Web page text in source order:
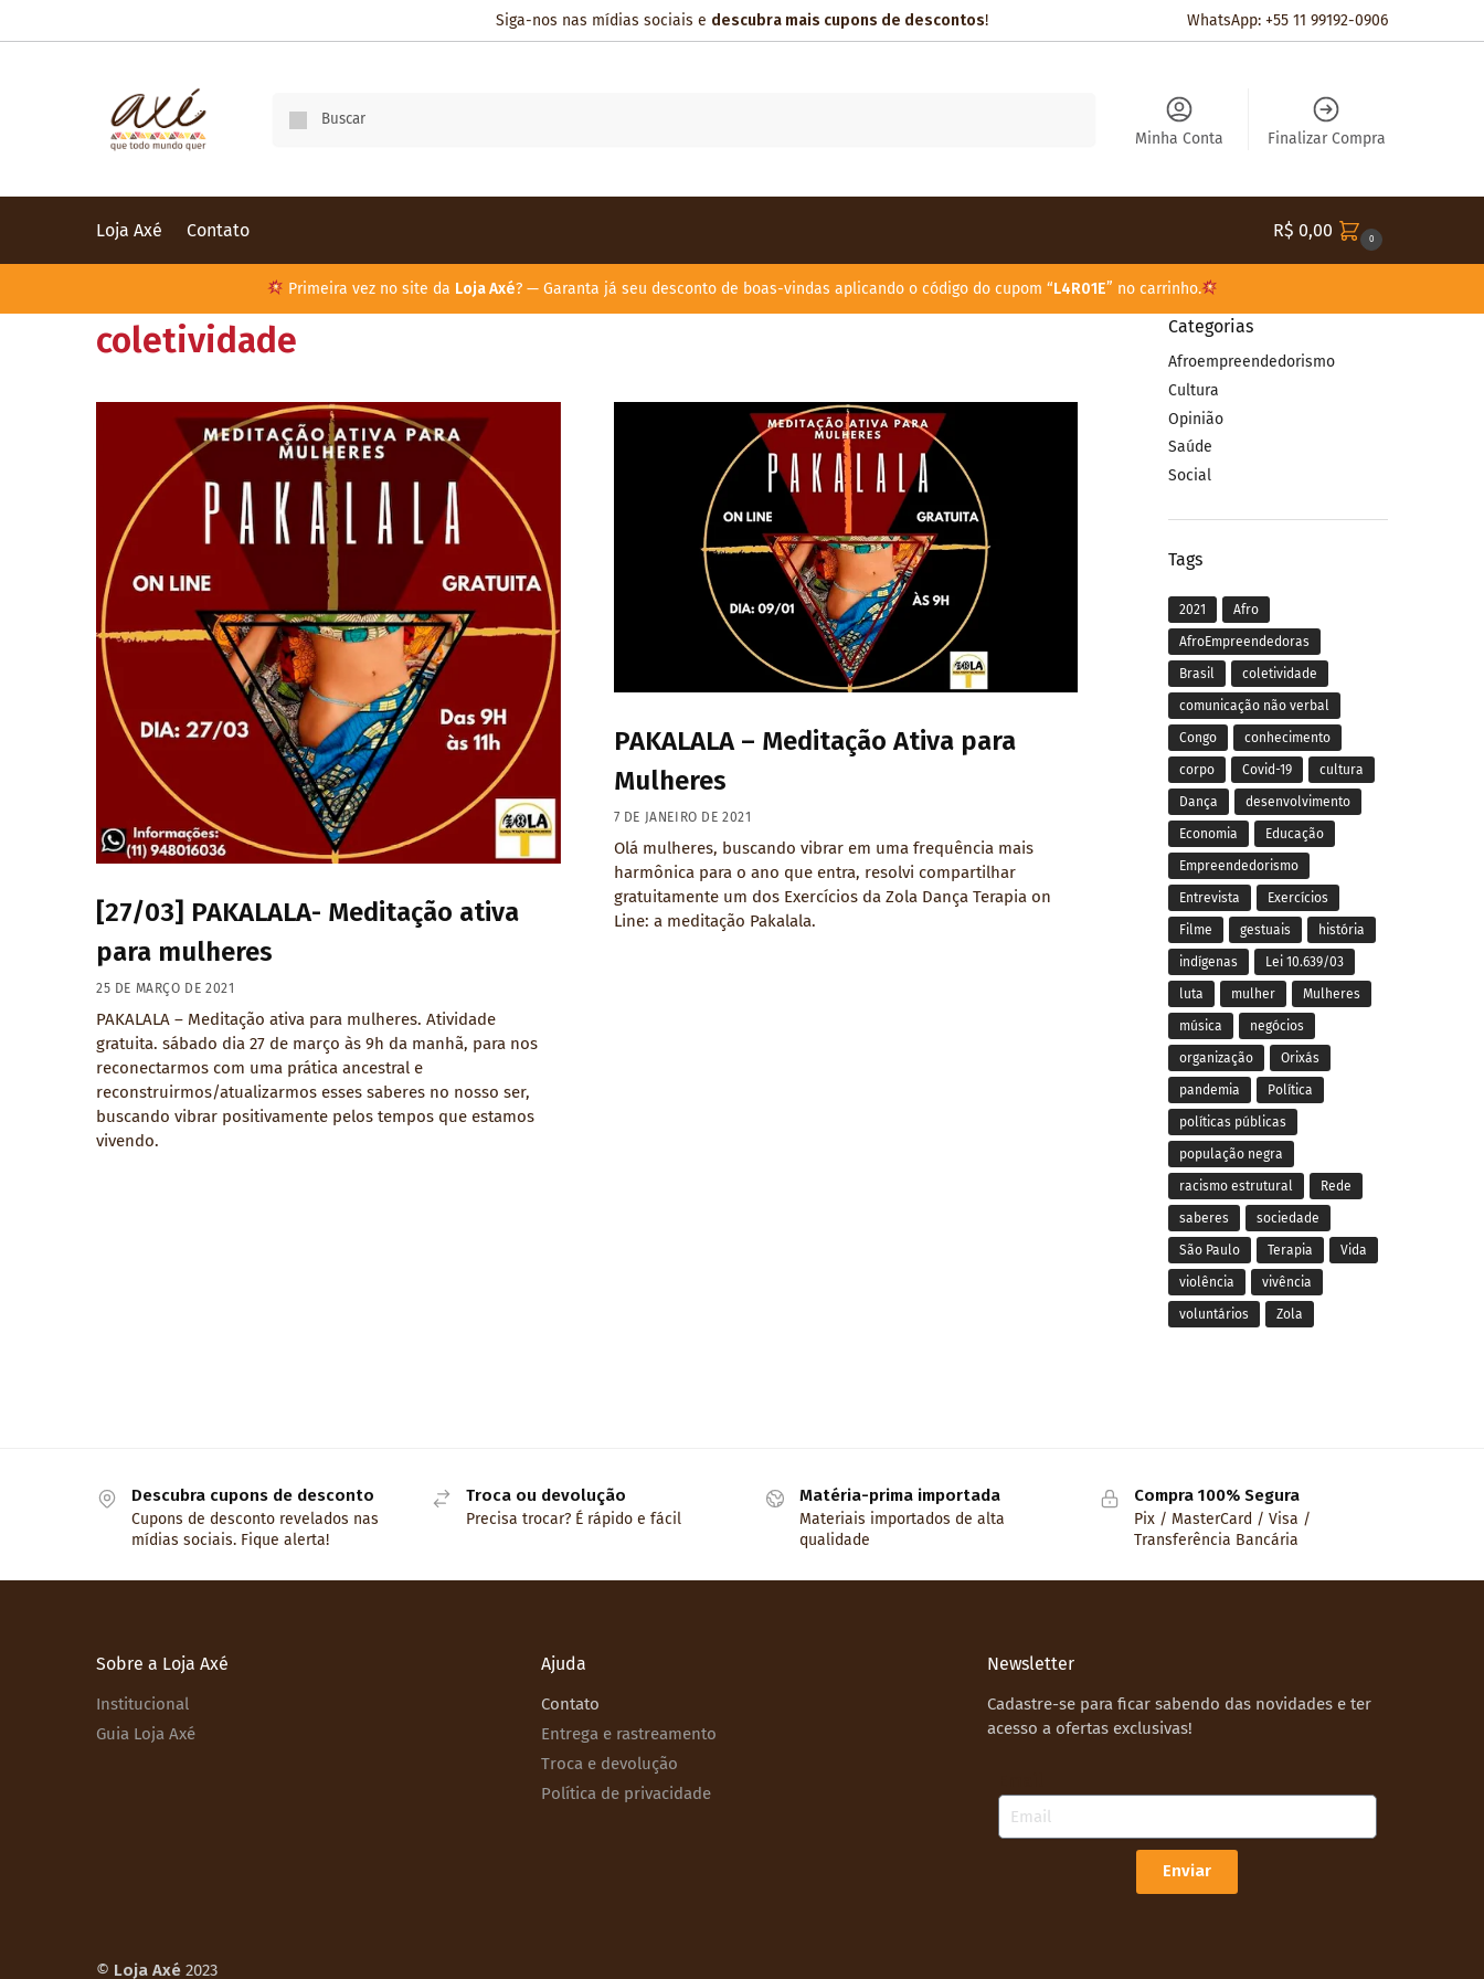
Siga-nos nas mídias sociais e descubra mais cupons de descontos! WhatsApp: +55 11 99192-0906
Minha Conta Finalizar Compra
Loja Axé Contato R$ 0,00 0
Primeira vez no site da Loja Axé? — Garanta já seu desconto de boas-vindas aplicando o código do cupom “L4R01E” no carrinho.
coletividade
[27/03] PAKALALA- Meditação ativa
para mulheres
25 DE MARÇO DE 2021
PAKALALA – Meditação ativa para mulheres. Atividade
gratuita. sábado dia 27 de março às 9h da manhã, para nos
reconectarmos com uma prática ancestral e
reconstruirmos/atualizarmos esses saberes no nosso ser,
buscando vibrar positivamente pelos tempos que estamos
vivendo.
PAKALALA – Meditação Ativa para
Mulheres
7 DE JANEIRO DE 2021
Olá mulheres, buscando vibrar em uma frequência mais
harmônica para o ano que entra, resolvi compartilhar
gratuitamente um dos Exercícios da Zola Dança Terapia on
Line: a meditação Pakalala.
Categorias
Afroempreendedorismo
Cultura
Opinião
Saúde
Social
Tags
2021 Afro
AfroEmpreendedoras
Brasil coletividade
comunicação não verbal
Congo conhecimento
corpo Covid-19 cultura
Dança desenvolvimento
Economia Educação
Empreendedorismo
Entrevista Exercícios
Filme gestuais história
indígenas Lei 10.639/03
luta mulher Mulheres
música negócios
organização Orixás
pandemia Política
políticas públicas
população negra
racismo estrutural Rede
saberes sociedade
São Paulo Terapia Vida
violência vivência
voluntários Zola
Descubra cupons de desconto
Cupons de desconto revelados nas
mídias sociais. Fique alerta!
Troca ou devolução
Precisa trocar? É rápido e fácil
Matéria-prima importada
Materiais importados de alta
qualidade
Compra 100% Segura
Pix / MasterCard / Visa /
Transferência Bancária
Sobre a Loja Axé
Institucional
Guia Loja Axé
Ajuda
Contato
Entrega e rastreamento
Troca e devolução
Política de privacidade
Newsletter
Cadastre-se para ficar sabendo das novidades e ter
acesso a ofertas exclusivas!
Enviar
© Loja Axé 2023